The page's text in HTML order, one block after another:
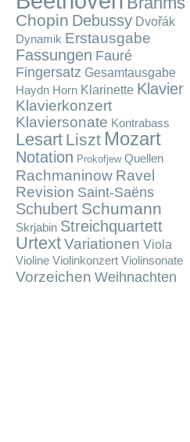
Chopin Debussy Dvořák
Dynamik Erstausgabe
Fassungen Fauré
Fingersatz Gesamtausgabe
Haydn Horn Klarinette Klavier
Klavierkonzert
Klaviersonate Kontrabass
Lesart Liszt Mozart
Notation Prokofjew Quellen
Rachmaninow Ravel
Revision Saint-Saëns
Schubert Schumann
Skrjabin Streichquartett
UrtextVariationen Viola
Violine Violinkonzert Violinsonate
Vorzeichen Weihnachten